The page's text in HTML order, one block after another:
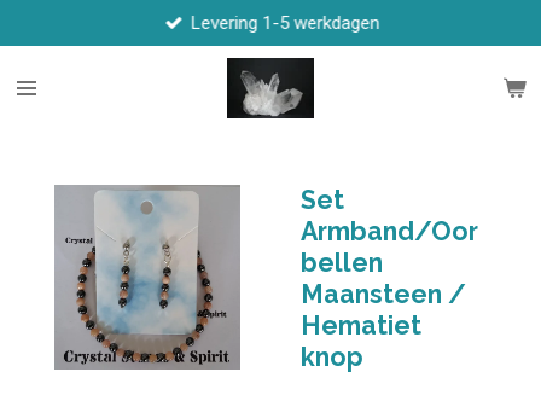
direct
naar
Levering 1-5 werkdagen
Set
Armband/Oor
bellen
Maansteen /
Hematiet
knop